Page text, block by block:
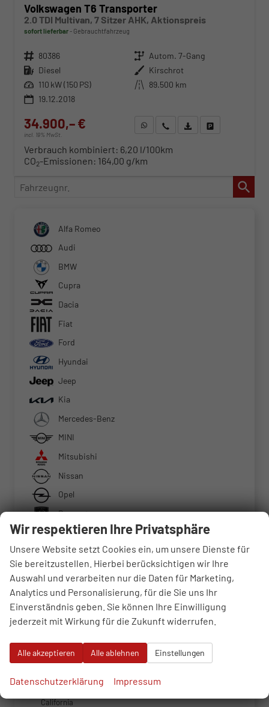
Volkswagen T6 Transporter
2.0 TDI Multivan, 7 Sitzer AHK, Aktionspreis
sofort lieferbar Gebrauchtfahrzeug
Fahrzeugnr. 80386 Getriebe Autom. 7-Gang
Kraftstoff Diesel Außenfarbe Kirschrot
Leistung 110 kW (150 PS) Kilometerstand 89.500 km
19.12.2018
34.900,– €
incl. 19% MwSt.
WhatsApp anfragen
Wir rufen Sie anFahrzeugexposé (PDF)
Verbrauch kombiniert: 6,20 l/100km
CO2-Emissionen: 164,00 g/km
Fahrzeugnr.
Alfa Romeo
Audi
BMW
Cupra
Dacia
Fiat
Ford
Hyundai
Jeep
Kia
Mercedes-Benz
MINI
Mitsubishi
Nissan
Opel
Peugeot
Renault
Seat
Skoda
Suzuki
Tesla
Toyota
Volkswagen
Caddy
Caddy Maxi
California
Wir respektieren Ihre Privatsphäre
Unsere Website setzt Cookies ein, um unsere Dienste für
Sie bereitzustellen. Hierbei berücksichtigen wir Ihre
Auswahl und verarbeiten nur die Daten für Marketing,
Analytics und Personalisierung, für die Sie uns Ihr
Einverständnis geben. Sie können Ihre Einwilligung
jederzeit mit Wirkung für die Zukunft widerrufen.
Alle akzeptieren Alle ablehnen Einstellungen
Datenschutzerklärung Impressum